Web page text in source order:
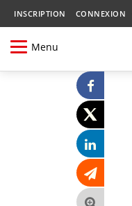
INSCRIPTION CONNEXION
Menu